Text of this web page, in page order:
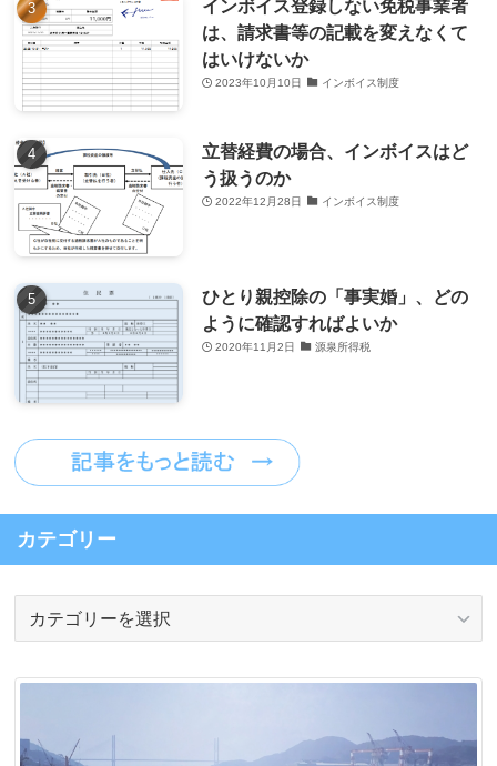
インボイス登録しない免税事業者
は、請求書等の記載を変えなくて
はいけないか
2023年10月10日 インボイス制度
立替経費の場合、インボイスはど
う扱うのか
2022年12月28日 インボイス制度
ひとり親控除の「事実婚」、どの
ように確認すればよいか
2020年11月2日 源泉所得税
カテゴリー
リ